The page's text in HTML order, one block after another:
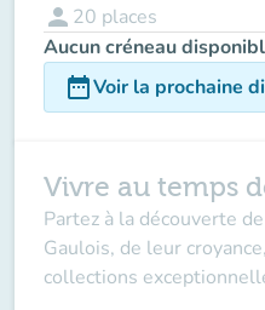
person 20 places
Aucun créneau
date_rangeVoir la prochaine
Vivre au temps
Partez à la découverte
Gaulois, de leur
collections